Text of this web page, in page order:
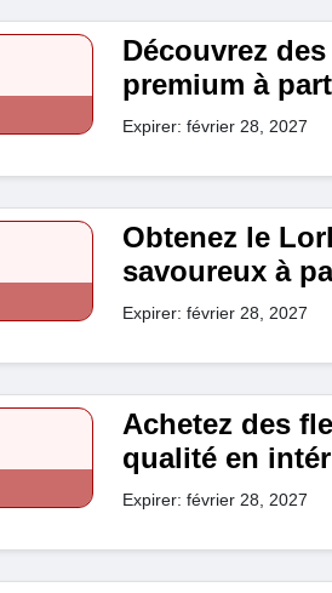
Découvrez
premium à
Expirer: février 28, 2027
Obtenez le
savoureux à
Expirer: février 28, 2027
Achetez des
qualité en
Expirer: février 28, 2027